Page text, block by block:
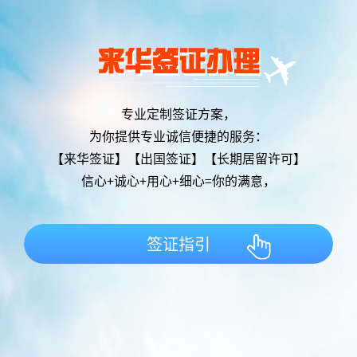
来华签证办理
专业定制签证方案，
为你提供专业诚信便捷的服务：
【来华签证】【出国签证】【长期居留许可】
信心+诚心+用心+细心=你的满意，
签证指引